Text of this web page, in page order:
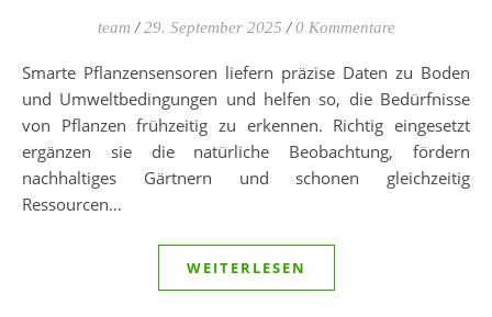
team / 29. September 2025 / 0 Kommentare
Smarte Pflanzensensoren liefern präzise Daten zu Boden
und Umweltbedingungen und helfen so, die Bedürfnisse
von Pflanzen frühzeitig zu erkennen. Richtig eingesetzt
ergänzen sie die natürliche Beobachtung, fördern
nachhaltiges Gärtnern und schonen gleichzeitig
Ressourcen…
WEITERLESEN